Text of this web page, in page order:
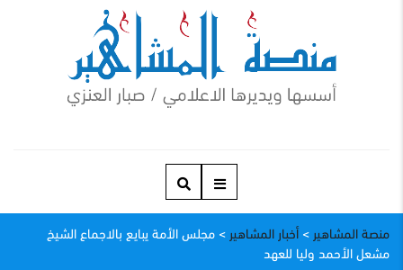
منصة المشاهير >أخبار المشاهير > مجلس الأمة يبايع بالاجماع الشيخ
مشعل الأحمد وليا للعهد